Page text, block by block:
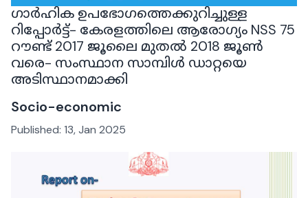
ഗാർഹിക ഉപഭോഗത്തെക്കുറിച്ചുള്ള
റിപ്പോർട്ട്- കേരളത്തിലെ ആരോഗ്യം NSS 75
റൗണ്ട് 2017 ജൂലൈ മുതൽ 2018 ജൂൺ
വരെ- സംസ്ഥാന സാമ്പിൾ ഡാറ്റയെ
അടിസ്ഥാനമാക്കി
Socio-economic
Published: 13, Jan 2025